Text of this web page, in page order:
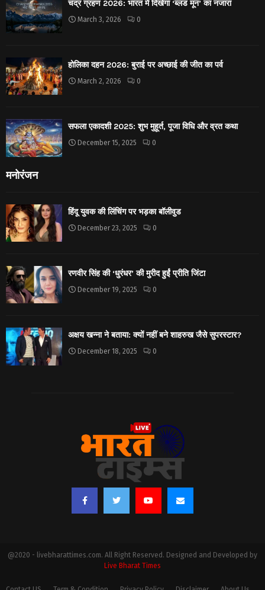
चंद्र ग्रहण 2026: भारत में दिखेगा ‘ब्लड मून’ का नजारा
March 3, 2026 0
होलिका दहन 2026: बुराई पर अच्छाई की जीत का पर्व
March 2, 2026 0
सफला एकादशी 2025: शुभ मुहूर्त, पूजा विधि और व्रत कथा
December 15, 2025 0
मनोरंजन
हिंदू युवक की लिंचिंग पर भड़का बॉलीवुड
December 23, 2025 0
रणवीर सिंह की ‘धुरंधर’ की मुरीद हुईं प्रीति जिंटा
December 19, 2025 0
अक्षय खन्ना ने बताया: क्यों नहीं बने शाहरुख जैसे सुपरस्टार?
December 18, 2025 0
@2020 - livebharattimes.com. All Right Reserved. Designed and Developed by
Live Bharat Times